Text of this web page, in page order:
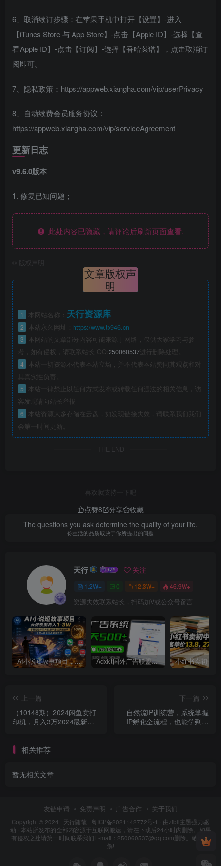
6、取消续订步骤：在苹果手机中打开【设置】-进入
【iTunes Store 与 App Store】-点击【Apple ID】-选择【查
看Apple ID】-点击【订阅】-选择【香哈菜谱】，点击取消订
阅即可。
7、隐私政策：https://appweb.xiangha.com/vip/userPrivacy
8、自动续费会员服务协议：
https://appweb.xiangha.com/vip/serviceAgreement
更新日志
v9.6.0版本
1. 修复已知问题；
此处内容已隐藏，请评论后刷新页面查看.
版权声明
文章版权声
明
1 本网站名称： 天行资源库
2 本站永久网址： https:/www.tx946.cn
3
本网站的文章部分内容可能来源于网络，仅供大家学习与参
考，如有侵权，请联系站长 QQ:250060537 进行删除处理。
4
本站一切资源不代表本站立场，并不代表本站赞同其观点和对
其真实性负责。
5
本站一律禁止以任何方式发布或转载任何违法的相关信息，访
客发现请向站长举报
6
本站资源大多存储在云盘，如发现链接失效，请联系我们我们
会第一时间更新。
THE END
喜欢就支持一下吧
点赞8 分享
收藏
The questions you ask determine the quality of your life.
你生活的品质取决于你所提出的问题
天行 关注
1.2W+ 0 12.3W+ 46.9W+
资源失效联系站长，扫码加V或公众号留言
AI小说短故事项目，大佬亲测月入1-3W，零基础教你用AI批量产出优质短故事，实现一稿多吃多渠道变现 Adxkit国外广告联盟系统，一天上500+广告，让你的投放更加高效简单！
上一篇
（10148期）2024闲鱼卖打
印机，月入3万2024最新玩
下一篇
自然流IP训练营，系统掌握
IP孵化全流程，也能学到选
相关推荐
暂无相关文章
友链申请 免责声明 广告合作 关于我们
Copyright © 2024 · 天行随笔 · 粤ICP备2021142772号-1 · 由zibll主题强力驱
动 · 本站所发布的全部内容源于互联网搬运，请在下载后24小时内删除。如果
有侵权之处请第一时间联系我们E-mail：250060537@qq.com删除。敬请谅
解!